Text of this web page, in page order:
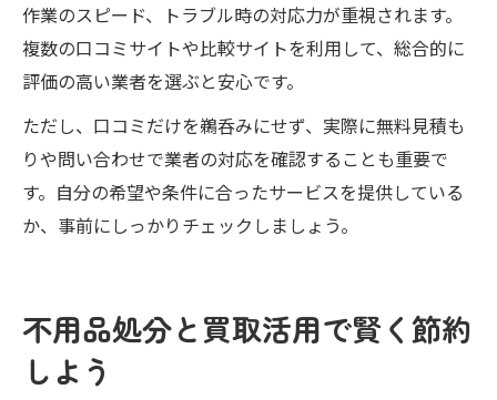
作業のスピード、トラブル時の対応力が重視されます。
複数の口コミサイトや比較サイトを利用して、総合的に
評価の高い業者を選ぶと安心です。
ただし、口コミだけを鵜呑みにせず、実際に無料見積も
りや問い合わせで業者の対応を確認することも重要で
す。自分の希望や条件に合ったサービスを提供している
か、事前にしっかりチェックしましょう。
不用品処分と買取活用で賢く節約
しよう